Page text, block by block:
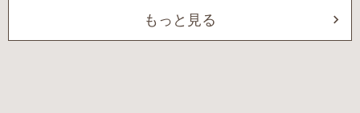
もっと見る